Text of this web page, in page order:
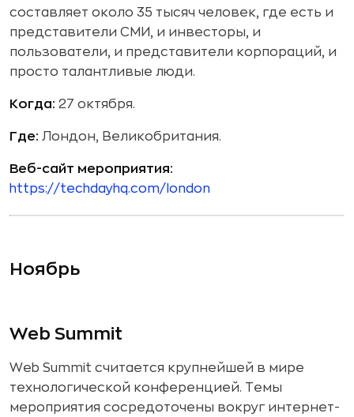
составляет около 35 тысяч человек, где есть и
представители СМИ, и инвесторы, и
пользователи, и представители корпораций, и
просто талантливые люди.
Когда: 27 октября.
Где: Лондон, Великобритания.
Веб-сайт мероприятия:
https://techdayhq.com/london
Ноябрь
Web Summit
Web Summit считается крупнейшей в мире
технологической конференцией. Темы
мероприятия сосредоточены вокруг интернет-